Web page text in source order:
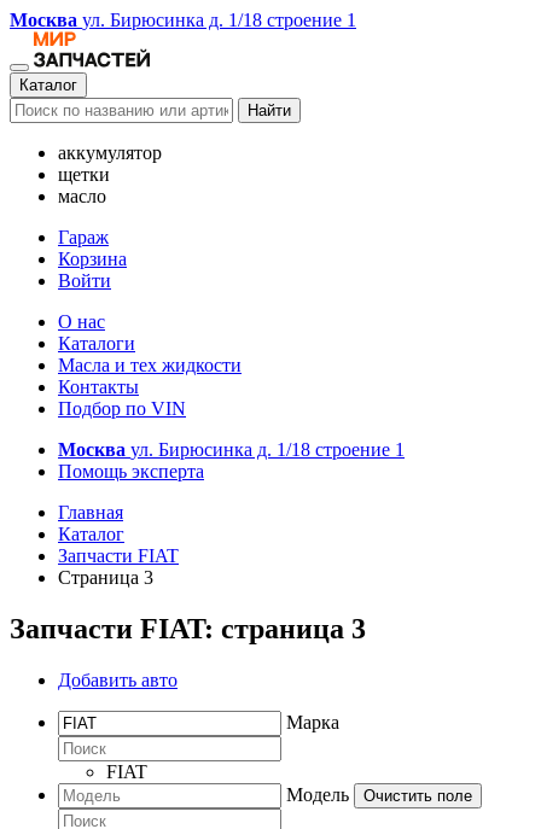
Москва ул. Бирюсинка д. 1/18 строение 1
Каталог
Найти
аккумулятор
щетки
масло
Гараж
Корзина
Войти
О нас
Каталоги
Масла и тех жидкости
Контакты
Подбор по VIN
Москва ул. Бирюсинка д. 1/18 строение 1
Помощь эксперта
Главная
Каталог
Запчасти FIAT
Страница 3
Запчасти FIAT: страница 3
Добавить авто
Марка
FIAT
Модель
Очистить поле